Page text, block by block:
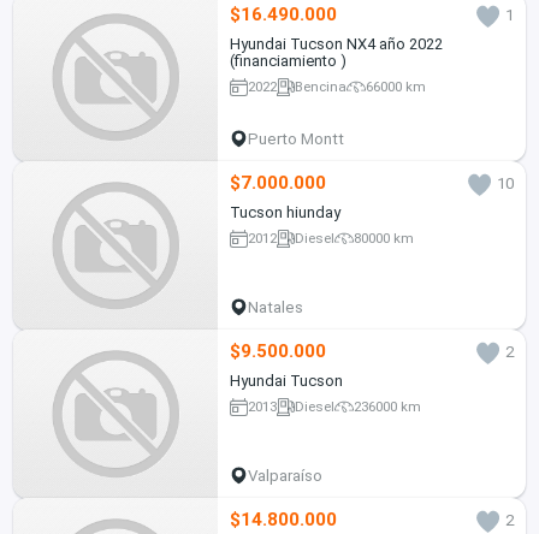
$16.490.000
1
Hyundai Tucson NX4 año 2022
(financiamiento )
2022 Bencina 66000 km
Puerto Montt
$7.000.000
10
Tucson hiunday
2012 Diesel 80000 km
Natales
$9.500.000
2
Hyundai Tucson
2013 Diesel 236000 km
Valparaíso
$14.800.000
2